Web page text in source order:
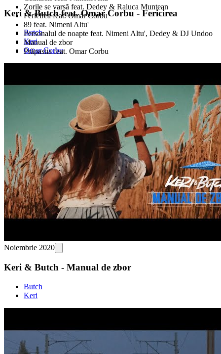
Zorile se varsă feat. Dedey & Raluca Muntean
Fericirea feat. Omar Corbu
89 feat. Nimeni Altu'
Personalul de noapte feat. Nimeni Altu', Dedey & DJ Undoo
Manual de zbor
Prăpastia feat. Omar Corbu
Keri & Butch feat. Omar Corbu - Fericirea
Butch
Keri
Omar Corbu
Noiembrie 2020
Keri & Butch - Manual de zbor
Butch
Keri